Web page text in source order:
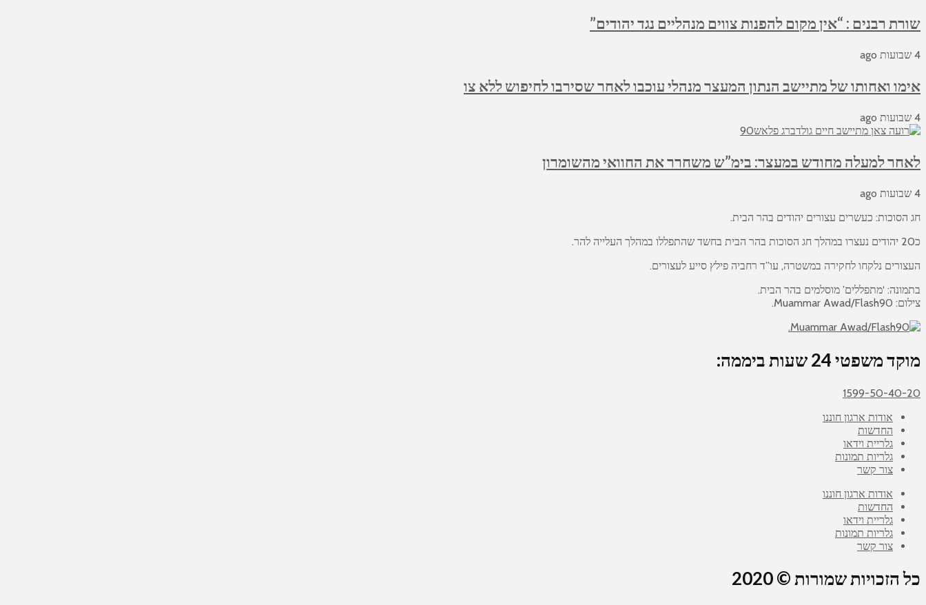
שורת רבנים : “אין מקום להפנות צווים מנהליים נגד יהודים”
4 שבועות ago
אימו ואחותו של מתיישב הנתון המעצר מנהלי עוכבו לאחר שסירבו לחיפוש ללא צו
4 שבועות ago
לאחר למעלה מחודש במעצר: בימ”ש משחרר את החוואי מהשומרון
4 שבועות ago
חג הסוכות: כעשרים עצורים יהודים בהר הבית.
כ20 יהודים נעצרו במהלך חג הסוכות בהר הבית בחשד שהתפללו במהלך העלייה להר.
העצורים נלקחו לחקירה במשטרה, עו”ד רחביה פילץ סייע לעצורים.
בתמונה: ‘מתפללים’ מוסלמים בהר הבית.
צילום: Muammar Awad/Flash90.
מוקד משפטי 24 שעות ביממה:
1599-50-40-20
אודות ארגון חוננו
החדשות
גלריית וידאו
גלריות תמונות
צור קשר
אודות ארגון חוננו
החדשות
גלריית וידאו
גלריות תמונות
צור קשר
כל הזכויות שמורות © 2020